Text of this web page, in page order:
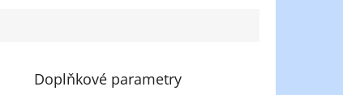
Doplňkové parametry